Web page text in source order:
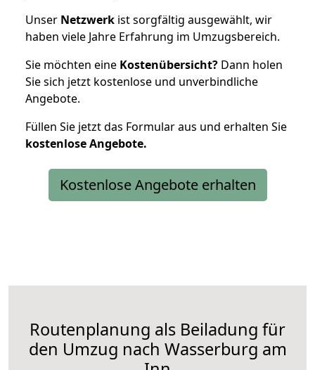
Unser Netzwerk ist sorgfältig ausgewählt, wir
haben viele Jahre Erfahrung im Umzugsbereich.
Sie möchten eine Kostenübersicht? Dann holen
Sie sich jetzt kostenlose und unverbindliche
Angebote.
Füllen Sie jetzt das Formular aus und erhalten Sie
kostenloseAngebote.
Kostenlose Angebote erhalten
Routenplanung als Beiladung für
den Umzug nach Wasserburg am